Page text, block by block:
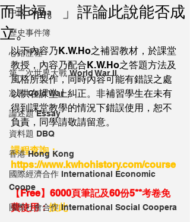
中國 China
歷史事件簿
心路歷程
第二次世界大戰 World War II
冷戰 Cold War
論述題 Essay
資料題 DBQ
香港 Hong Kong
國際經濟合作 International Economic
Coope
國際社會合作 International Social Coopera
而非福。」評論此說能否成
立。
以下內容乃K.W.Ho之補習教材，於課堂
教授，內容乃配合K.W.Ho之答題方法及
風格所製作，同時內容可能有錯誤之處
以供在課堂上糾正。非補習學生在未有
得到課堂教學的情況下錯誤使用，恕不
負責，同學請敬請留意。
課程查詢：
https://www.kwhohistory.com/course
【Free】6000頁筆記及60份5**考卷免
費使用：按此